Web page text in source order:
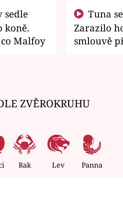
koně.
Malfoy
Zarazilo
smlouvě
ZVĚROKRUHU
Rak Lev Panna